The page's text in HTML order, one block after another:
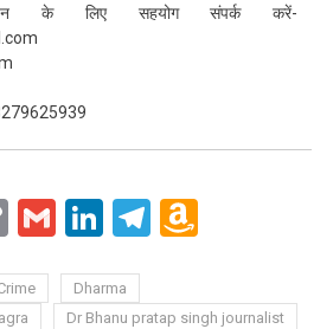
के लिए सहयोग संपर्क करें-
CopyGmailLinkedIn
Telegram
Amazon
List
Dharma
Dr Bhanu pratap singh journalist